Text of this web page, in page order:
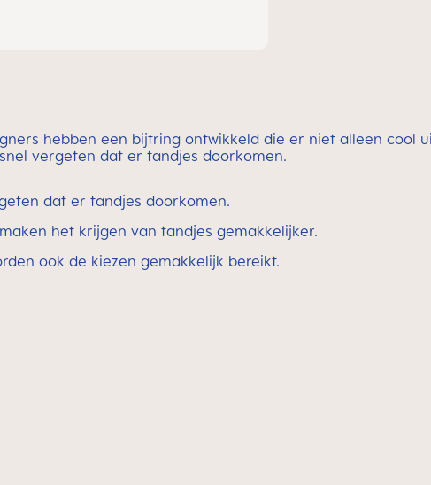
hebben een bijtring ontwikkeld die er niet alleen cool
vergeten dat er tandjes doorkomen.
dat er tandjes doorkomen.
het krijgen van tandjes gemakkelijker.
ook de kiezen gemakkelijk bereikt.